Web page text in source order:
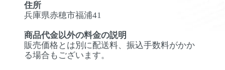
住所
兵庫県赤穂市福浦41
商品代金以外の料金の説明
販売価格とは別に配送料、振込手数料がかか
る場合もございます。